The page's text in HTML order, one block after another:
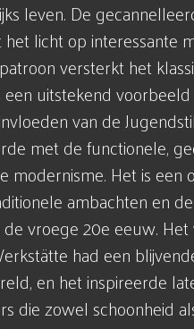
leven. De
het licht op interessante
versterkt het
een uitstekend
van de
met de functionele,
modernisme. Het is
ambachten en
de vroege 20e eeuw.
had een
en het inspireerde
die zowel schoonheid